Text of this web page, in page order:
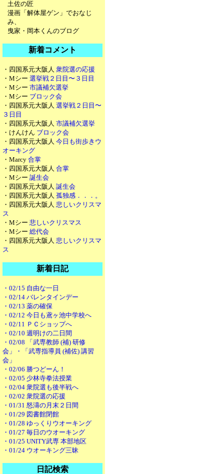
土佐の匠
漫画「解体屋ゲン」でおなじ
み、
曳家・岡本くんのブログ
新着コメント
・四国系元大阪人 衆院選の応援
・Mシー 選挙戦２日目〜３日目
・Mシー 市議補欠選挙
・Mシー ブロック会
・四国系元大阪人 選挙戦２日目〜
３日目
・四国系元大阪人 市議補欠選挙
・けんけん ブロック会
・四国系元大阪人 今日も街歩きウ
オーキング
・Marcy 合掌
・四国系元大阪人 合掌
・Mシー 誕生会
・四国系元大阪人 誕生会
・四国系元大阪人 孤独感．．．。
・四国系元大阪人 悲しいクリスマ
ス
・Mシー 悲しいクリスマス
・Mシー 総代会
・四国系元大阪人 悲しいクリスマ
ス
新着日記
・02/15 自由な一日
・02/14 バレンタインデー
・02/13 薬の確保
・02/12 今日も鳶ヶ池中学校へ
・02/11 ＰＣショップへ
・02/10 週明けの二日間
・02/08 「武専教師 (補) 研修
会」・「武専指導員 (補佐) 講習
会」
・02/06 勝つどーん！
・02/05 少林寺拳法授業
・02/04 衆院選も後半戦へ
・02/02 衆院選の応援
・01/31 怒濤の月末２日間
・01/29 図書館閉館
・01/28 ゆっくりウオーキング
・01/27 毎日のウオーキング
・01/25 UNITY武専 本部地区
・01/24 ウオーキング三昧
日記検索